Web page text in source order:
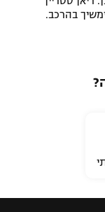
בהרכב.